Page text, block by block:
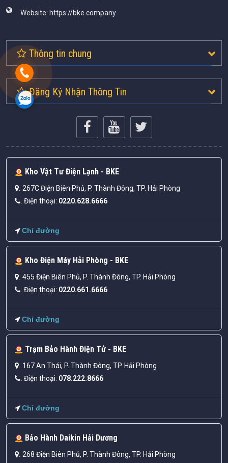
Website: https://bke.company
Thông tin chung
Đăng Ký Nhận Thông Tin
Kho Vật Tư Điện Lạnh - BKE
267C Điện Biên Phủ, P. Thành Đông, TP. Hải Phòng
Điện thoại: 0220.628.6666
Chỉ đường
Kho Điện Máy Hải Phòng - BKE
455 Điện Biên Phủ, P. Thành Đông, TP. Hải Phòng
Điện thoại: 0220.661.6666
Chỉ đường
Trạm Bảo Hành Điện Tử - BKE
167 An Thái, P. Thành Đông, TP. Hải Phòng
Điện thoại: 078.222.8666
Chỉ đường
Bảo Hành Daikin Hải Dương
268 Điện Biên Phủ, P. Thành Đông, TP. Hải Phòng